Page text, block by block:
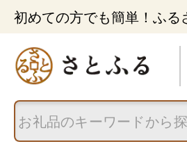
初めての方でも簡単！ふる